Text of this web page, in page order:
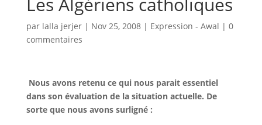
par lalla jerjer| Nov 25, 2008| Expression - Awal | 0
commentaires
Nous avons retenu ce qui nous parait essentiel
dans son évaluation de la situation actuelle. De
sorte que nous avons surligné :